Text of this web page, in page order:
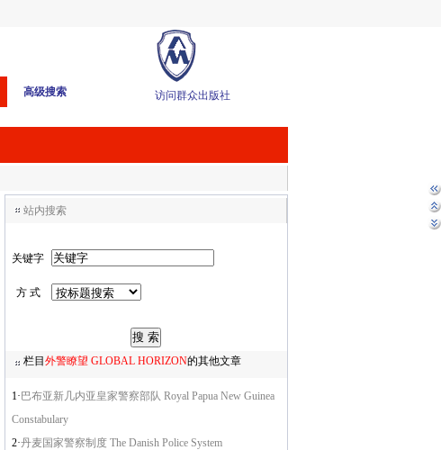
高级搜索 访问群众出版社
站内搜索
关键字
方 式
栏目 外警瞭望 GLOBAL HORIZON的其他文章
1· 巴布亚新几内亚皇家警察部队 Royal Papua New Guinea
Constabulary
2·丹麦国家警察制度 The Danish Police System